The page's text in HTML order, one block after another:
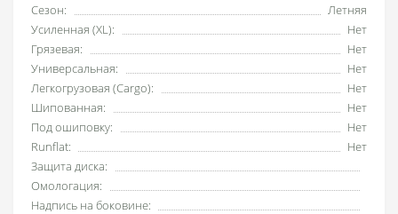
Сезон:
Летняя
Усиленная (XL):
Нет
Грязевая:
Нет
Универсальная:
Нет
Легкогрузовая (Cargo):
Нет
Шипованная:
Нет
Под ошиповку:
Нет
Runflat:
Нет
Защита диска:
Омологация:
Надпись на боковине: